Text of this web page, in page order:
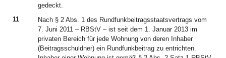
gedeckt.
11
Nach § 2 Abs. 1 des Rundfunkbeitragsstaatsvertrags vom
7. Juni 2011 – RBStV – ist seit dem 1. Januar 2013 im
privaten Bereich für jede Wohnung von deren Inhaber
(Beitragsschuldner) ein Rundfunkbeitrag zu entrichten.